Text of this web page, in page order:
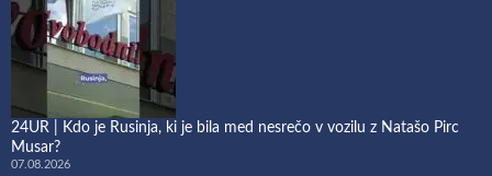
24UR | Kdo je Rusinja, ki je bila med nesrečo v vozilu z Natašo Pirc
Musar?
07.08.2026